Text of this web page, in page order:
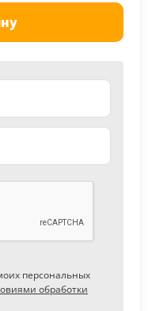
персональных
обработки